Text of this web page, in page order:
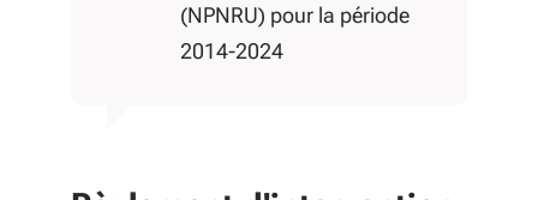
(NPNRU) pour la période
2014-2024